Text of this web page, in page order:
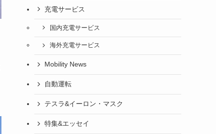
充電サービス
国内充電サービス
海外充電サービス
Mobility News
自動運転
テスラ&イーロン・マスク
特集&エッセイ